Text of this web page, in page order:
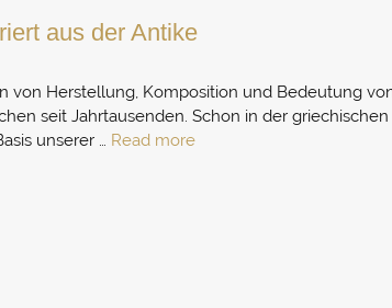
aus der Antike
von Herstellung, Komposition und Bedeutung
seit Jahrtausenden. Schon in der
unserer … Read more